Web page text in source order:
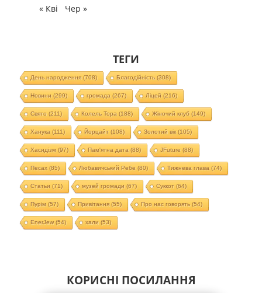
« Кві
Чер »
ТЕГИ
День народження(708) Благодійність (308)
Новини (299) громада (267) Ліцей (216)
Свято (211) Колель Тора (188) Жіночий клуб (149)
Ханука (111) Йорцайт (108) Золотий вік(105)
Хасидізм (97) Пам'ятна дата (88) JFuture (88)
Песах(85) Любавичський Ребе (80) Тижнева глава (74)
Статьи (71) музей громади (67) Суккот (64)
Пурім (57) Привітання(55) Про нас говорять (54)
EnerJew(54) хали (53)
КОРИСНІ ПОСИЛАННЯ